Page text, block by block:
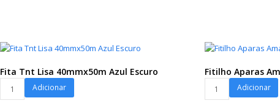
Fita Tnt Lisa 40mmx50m Azul Escuro
Adicionar
Fitilho Aparas
Aparas
Adicionar